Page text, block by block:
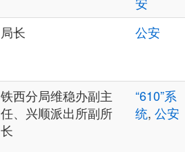
局长 公安
铁西分局维稳办副主
任、兴顺派出所副所
长
“610”系
统, 公安